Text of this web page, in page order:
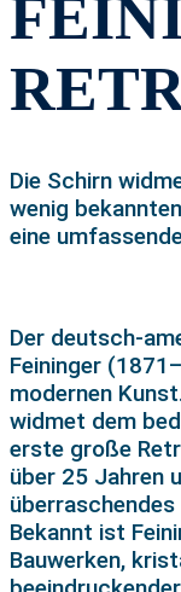
Die Schirn
wenig
eine
Der deutsch-
Feininger
modernen
widmet dem
erste große
über 25 Jahren
Bekannt ist
Bauwerken,